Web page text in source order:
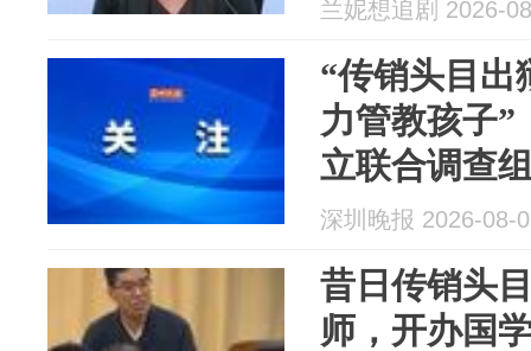
兰妮想追剧 2026-
“传销头目出
力管教孩子”
立联合调查
深圳晚报 2026-08-
昔日传销头
师，开办国